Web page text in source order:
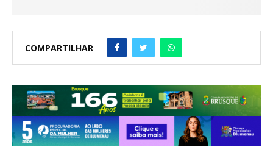
COMPARTILHAR